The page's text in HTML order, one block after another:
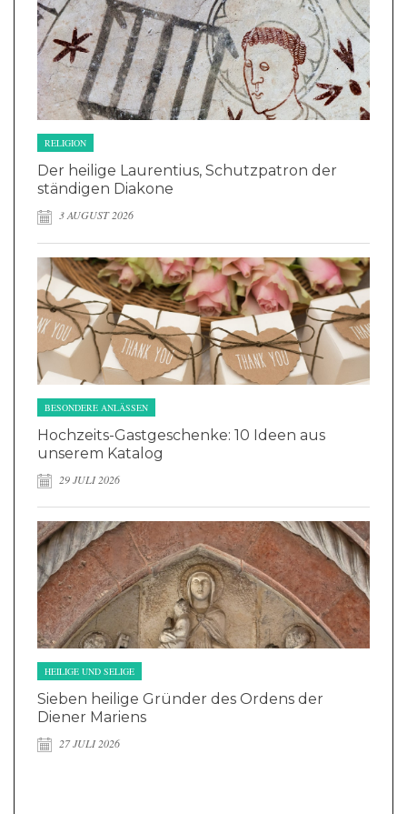
RELIGION
Der heilige Laurentius, Schutzpatron der
ständigen Diakone
3 AUGUST 2026
BESONDERE ANLÄSSEN
Hochzeits-Gastgeschenke: 10 Ideen aus
unserem Katalog
29 JULI 2026
HEILIGE UND SELIGE
Sieben heilige Gründer des Ordens der
Diener Mariens
27 JULI 2026